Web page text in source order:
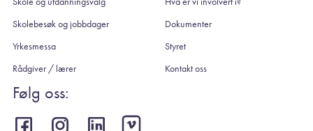
Skolebesøk og jobbdager
Yrkesmessa
Rådgiver / lærer
Dokumenter
Styret
Kontakt oss
Følg oss: